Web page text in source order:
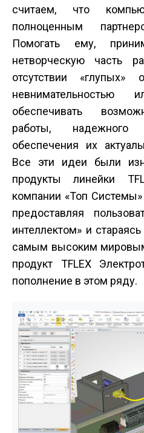
считаем, что
полноценным
Помогать ему,
нетворческую часть
отсутствии
обеспечивать
работы, надежного
обеспечения их
Все эти идеи были
продукты линейки
компании «Топ
предоставляя
интеллектом» и
самым высоким
продукт T­FLEX
пополнение в этом ряду.